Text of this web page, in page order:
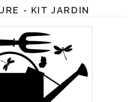
- KIT JARDIN